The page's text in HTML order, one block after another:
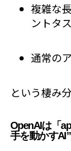
複雑な
ントタ
通常の
という棲み
OpenAIは「
手を動かす